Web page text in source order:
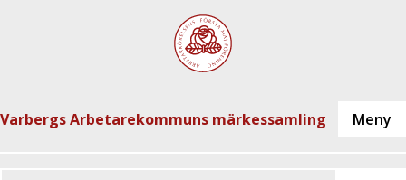
Varbergs Arbetarekommuns märkessamling